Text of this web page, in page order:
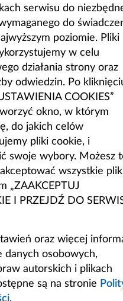
serwisu do
do
poziomie. Pliki
w celu
działania strony oraz
odwiedzin. Po
COOKIES”
okno, w którym
do jakich celów
pliki cookie, i
swoje wybory. Możesz
wszystkie
„ZAAKCEPTUJ
I PRZEJDŹ DO
oraz więcej
danych osobowych,
autorskich i plikach
są na stronie
.